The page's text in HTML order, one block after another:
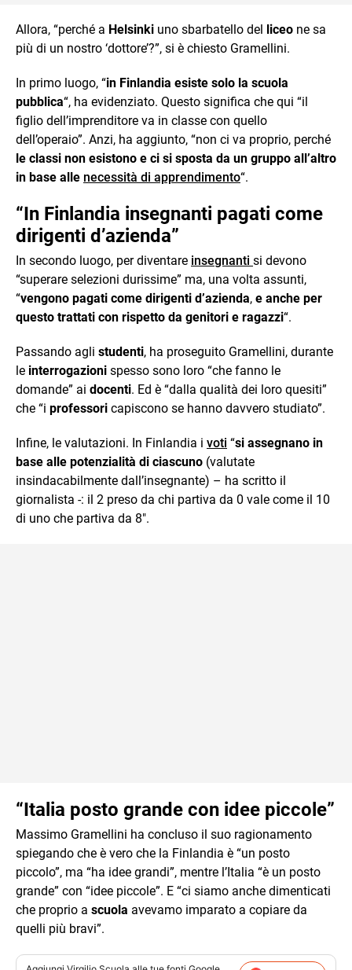
Allora, “perché a Helsinki uno sbarbatello del liceo ne sa
più di un nostro ‘dottore’?”, si è chiesto Gramellini.
In primo luogo, “in Finlandia esiste solo la scuola
pubblica“, ha evidenziato. Questo significa che qui “il
figlio dell’imprenditore va in classe con quello
dell’operaio”. Anzi, ha aggiunto, “non ci va proprio, perché
le classi non esistono e ci si sposta da un gruppo all’altro
in base alle necessità di apprendimento“.
“In Finlandia insegnanti pagati come
dirigenti d’azienda”
In secondo luogo, per diventare insegnanti si devono
“superare selezioni durissime” ma, una volta assunti,
“vengono pagati come dirigenti d’azienda, e anche per
questo trattati con rispetto da genitori e ragazzi“.
Passando agli studenti, ha proseguito Gramellini, durante
le interrogazioni spesso sono loro “che fanno le
domande” ai docenti. Ed è “dalla qualità dei loro quesiti”
che “i professori capiscono se hanno davvero studiato”.
Infine, le valutazioni. In Finlandia i voti “si assegnano in
base alle potenzialità di ciascuno (valutate
insindacabilmente dall’insegnante) – ha scritto il
giornalista -: il 2 preso da chi partiva da 0 vale come il 10
di uno che partiva da 8″.
“Italia posto grande con idee piccole”
Massimo Gramellini ha concluso il suo ragionamento
spiegando che è vero che la Finlandia è “un posto
piccolo”, ma “ha idee grandi”, mentre l’Italia “è un posto
grande” con “idee piccole”. E “ci siamo anche dimenticati
che proprio a scuola avevamo imparato a copiare da
quelli più bravi”.